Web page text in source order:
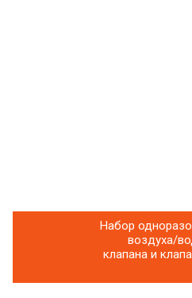
Набор
воздуха/
клапана и